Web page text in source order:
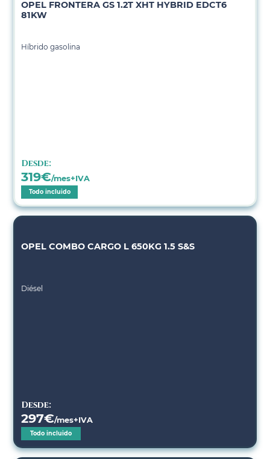
OPEL FRONTERA GS 1.2T XHT HYBRID EDCT6
81KW
Híbrido gasolina
Desde:
319€/mes+IVA
Todo incluido
OPEL COMBO CARGO L 650KG 1.5 S&S
Diésel
Desde:
297€/mes+IVA
Todo incluido